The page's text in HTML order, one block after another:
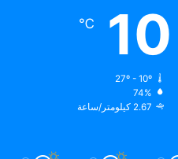
10
℃
27º - 10º
74%
2.67 كيلومتر/ساعة